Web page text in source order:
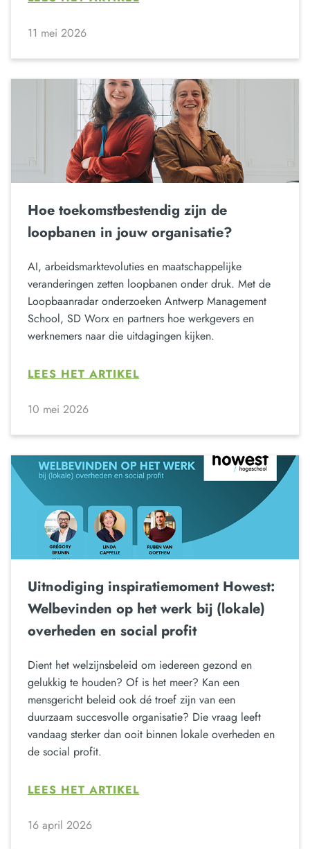
11 mei 2026
Hoe toekomstbestendig zijn de
loopbanen in jouw organisatie?
AI, arbeidsmarktevoluties en maatschappelijke
veranderingen zetten loopbanen onder druk. Met de
Loopbaanradar onderzoeken Antwerp Management
School, SD Worx en partners hoe werkgevers en
werknemers naar die uitdagingen kijken.
LEES HET ARTIKEL
10 mei 2026
Uitnodiging inspiratiemoment Howest:
Welbevinden op het werk bij (lokale)
overheden en social profit
Dient het welzijnsbeleid om iedereen gezond en
gelukkig te houden? Of is het meer? Kan een
mensgericht beleid ook dé troef zijn van een
duurzaam succesvolle organisatie? Die vraag leeft
vandaag sterker dan ooit binnen lokale overheden en
de social profit.
LEES HET ARTIKEL
16 april 2026